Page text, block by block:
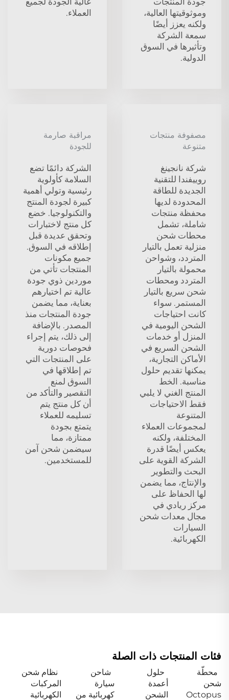
وموثوقيتها العالية،
ولكنه يعزز أيضًا
سمعة الشركة
وتأثيرها في السوق
الدولية.
العملاء.
مصفوفة منتجات
متنوعة
شركة نانجينغ
روييفندا للتقنية
الجديدة للطاقة
المحدودة لديها
محفظة منتجات
شاملة، تشمل
محطات شحن
منزلية تعمل بالتيار
المتردد، وشواحن
محمولة بالتيار
المتردد ومحطات
شحن سريع بالتيار
المستمر. سواء
كانت احتياجات
الشحن اليومية في
المنزل أو خدمات
الشحن السريع في
الأماكن التجارية،
يمكنها تقديم حلول
مناسبة. الخط
المنتج الغني لا يلبي
فقط الاحتياجات
المتنوعة
لمجموعات العملاء
المختلفة، ولكنه
يعكس أيضًا قدرة
الشركة القوية على
البحث والتطوير
والإنتاج، مما يضمن
لها الحفاظ على
مركز ريادي في
مجال معدات شحن
السيارات
الكهربائية.
مراقبة صارمة
للجودة
الشركة دائمًا تضع
السلامة كأولوية
رئيسية وتولي أهمية
كبيرة لجودة المنتج
والتكنولوجيا. خضع
كل منتج لاختبارات
وتحقق عديدة قبل
إطلاقه في السوق.
جميع مكونات
المنتجات تأتي من
موردين ذوي جودة
عالية تم اختيارهم
بعناية، مما يضمن
جودة المنتجات منذ
المصدر. بالإضافة
إلى ذلك، يتم إجراء
فحوصات دورية
على المنتجات التي
تم إطلاقها في
السوق لمنع
التقصير والتأكد من
أن كل منتج يتم
تسليمه للعملاء
يتمتع بجودة
ممتازة، مما
سيضمن شحن آمن
للمستخدمين.
فئات المنتجات ذات الصلة
محطّة
شحن
Octopus
حلول
أعمدة
الشحن
شاحن
سيارة
كهربائية من
نظام شحن
المركبات
الكهربائية